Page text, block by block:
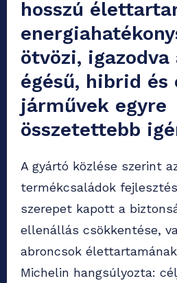
hosszú
ötvözi, igazodva
égésű, hibrid
járművek egyre
összetettebb
A gyártó közlése szerint
termékcsaládok
szerepet kapott a
ellenállás csökkentése,
abroncsok
Michelin hangsúlyozta: